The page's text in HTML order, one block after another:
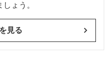
ょう。
見る